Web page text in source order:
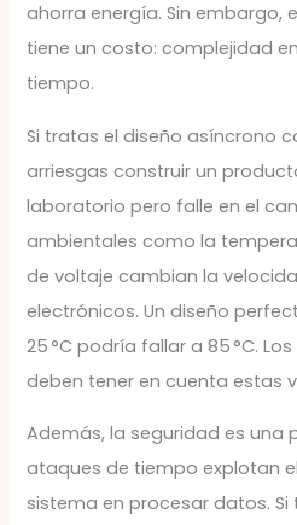
ahorra energía. Sin embargo,
tiene un costo: complejidad
tiempo.
Si tratas el diseño asíncrono
arriesgas construir un
laboratorio pero falle en el
ambientales como la
de voltaje cambian la
electrónicos. Un diseño
25 °C podría fallar a 85 °C.
deben tener en cuenta estas
Además, la seguridad es una
ataques de tiempo explotan
sistema en procesar datos.